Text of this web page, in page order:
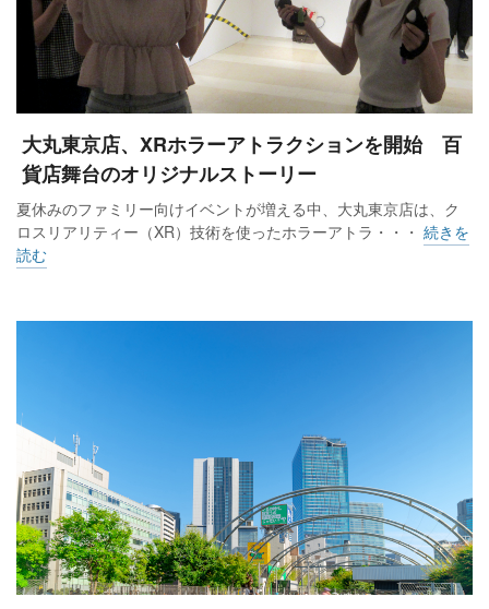
大丸東京店、XRホラーアトラクションを開始 百
貨店舞台のオリジナルストーリー
夏休みのファミリー向けイベントが増える中、大丸東京店は、ク
ロスリアリティー（XR）技術を使ったホラーアトラ・・・ 続きを
読む